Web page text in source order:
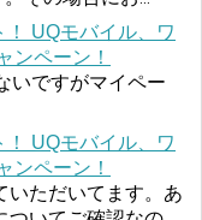
！ UQモバイル、ワ
ンペーン！
いですがマイペー
！ UQモバイル、ワ
ンペーン！
いただいてます。あ